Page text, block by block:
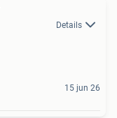
Details
15 jun 26